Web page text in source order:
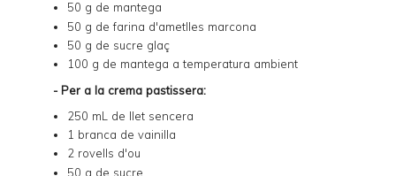
50 g de mantega
50 g de farina d'ametlles marcona
50 g de sucre glaç
100 g de mantega a temperatura ambient
- Per a la crema pastissera:
250 mL de llet sencera
1 branca de vainilla
2 rovells d'ou
50 g de sucre